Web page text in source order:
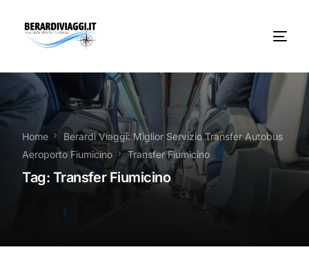
Home
Berardi Viaggi: Miglior Servizio Transfer Autobus
Aeroporto Fiumicino
Transfer Fiumicino
Tag: Transfer Fiumicino
Chi Siamo
Noleggio
Autobus servizi
Vacanze Viaggi Frosinone